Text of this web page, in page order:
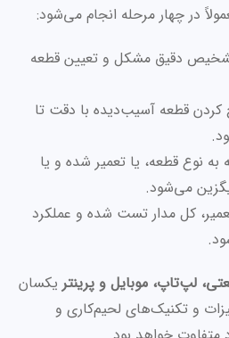
در چهار مرحله انجام می‌شود:
دقیق مشکل و تعیین قطعه
کردن قطعه آسیب‌دیده با دقت تا
به نوع قطعه، یا تعمیر شده و یا
می‌شود.
کل مدار تست شده و عملکرد
لپ‌تاپ، موبایل و پرینتر یکسان
و تکنیک‌های لحیم‌کاری و